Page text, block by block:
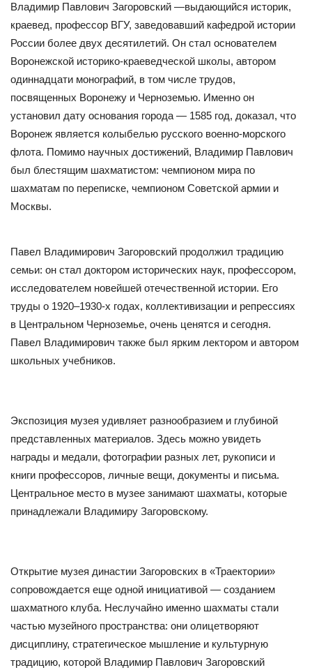
Владимир Павлович Загоровский —выдающийся историк,
краевед, профессор ВГУ, заведовавший кафедрой истории
России более двух десятилетий. Он стал основателем
Воронежской историко-краеведческой школы, автором
одиннадцати монографий, в том числе трудов,
посвященных Воронежу и Черноземью. Именно он
установил дату основания города — 1585 год, доказал, что
Воронеж является колыбелью русского военно-морского
флота. Помимо научных достижений, Владимир Павлович
был блестящим шахматистом: чемпионом мира по
шахматам по переписке, чемпионом Советской армии и
Москвы.
Павел Владимирович Загоровский продолжил традицию
семьи: он стал доктором исторических наук, профессором,
исследователем новейшей отечественной истории. Его
труды о 1920–1930-х годах, коллективизации и репрессиях
в Центральном Черноземье, очень ценятся и сегодня.
Павел Владимирович также был ярким лектором и автором
школьных учебников.
Экспозиция музея удивляет разнообразием и глубиной
представленных материалов. Здесь можно увидеть
награды и медали, фотографии разных лет, рукописи и
книги профессоров, личные вещи, документы и письма.
Центральное место в музее занимают шахматы, которые
принадлежали Владимиру Загоровскому.
Открытие музея династии Загоровских в «Траектории»
сопровождается еще одной инициативой — созданием
шахматного клуба. Неслучайно именно шахматы стали
частью музейного пространства: они олицетворяют
дисциплину, стратегическое мышление и культурную
традицию, которой Владимир Павлович Загоровский